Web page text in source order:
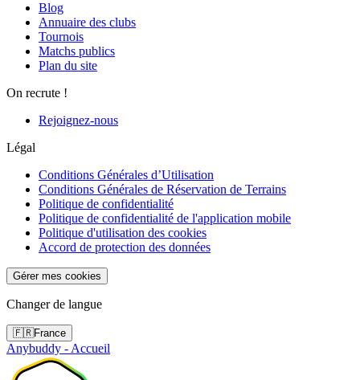
Blog
Annuaire des clubs
Tournois
Matchs publics
Plan du site
On recrute !
Rejoignez-nous
Légal
Conditions Générales d’Utilisation
Conditions Générales de Réservation de Terrains
Politique de confidentialité
Politique de confidentialité de l'application mobile
Politique d'utilisation des cookies
Accord de protection des données
Gérer mes cookies
Changer de langue
🇫🇷France
Anybuddy - Accueil